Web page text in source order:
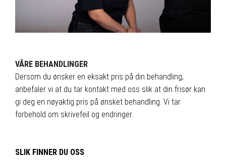
VÅRE BEHANDLINGER
Dersom du ønsker en eksakt pris på din behandling,
anbefaler vi at du tar kontakt med oss slik at din frisør kan
gi deg en nøyaktig pris på ønsket behandling. Vi tar
forbehold om skrivefeil og endringer.
SLIK FINNER DU OSS